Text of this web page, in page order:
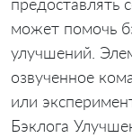
может помочь
улучшений.
озвученное
или
Бэклога